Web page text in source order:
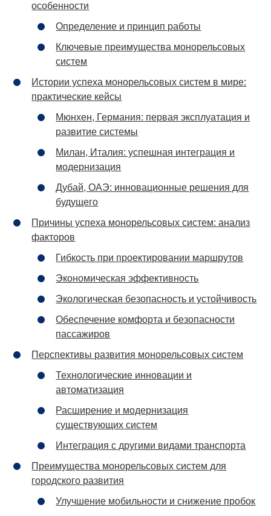
особенности
Определение и принцип работы
Ключевые преимущества монорельсовых
систем
Истории успеха монорельсовых систем в мире:
практические кейсы
Мюнхен, Германия: первая эксплуатация и
развитие системы
Милан, Италия: успешная интеграция и
модернизация
Дубай, ОАЭ: инновационные решения для
будущего
Причины успеха монорельсовых систем: анализ
факторов
Гибкость при проектировании маршрутов
Экономическая эффективность
Экологическая безопасность и устойчивость
Обеспечение комфорта и безопасности
пассажиров
Перспективы развития монорельсовых систем
Технологические инновации и
автоматизация
Расширение и модернизация
существующих систем
Интеграция с другими видами транспорта
Преимущества монорельсовых систем для
городского развития
Улучшение мобильности и снижение пробок